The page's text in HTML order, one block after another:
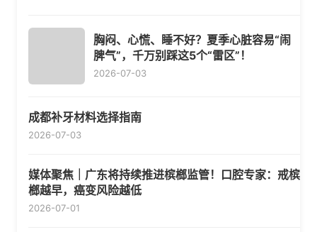
胸闷、心慌、睡不好？夏季心脏容易“闹
脾气”，千万别踩这5个“雷区”！
2026-07-03
成都补牙材料选择指南
2026-07-03
媒体聚焦｜广东将持续推进槟榔监管！口腔专家：戒槟
榔越早，癌变风险越低
2026-07-01